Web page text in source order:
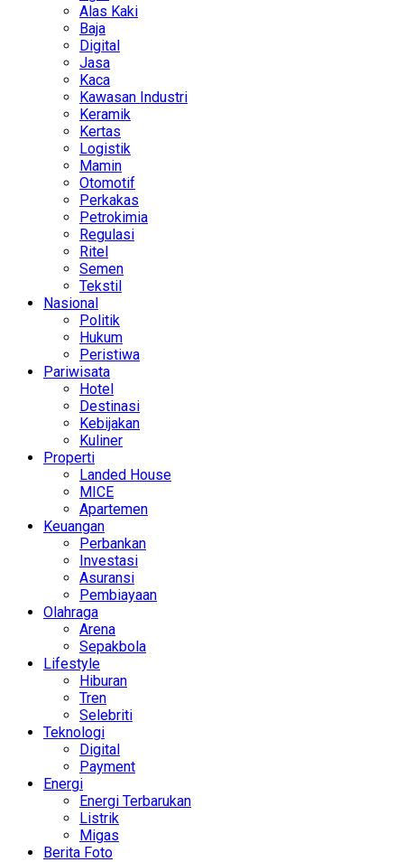
Alas Kaki
Baja
Digital
Jasa
Kaca
Kawasan Industri
Keramik
Kertas
Logistik
Mamin
Otomotif
Perkakas
Petrokimia
Regulasi
Ritel
Semen
Tekstil
Nasional
Politik
Hukum
Peristiwa
Pariwisata
Hotel
Destinasi
Kebijakan
Kuliner
Properti
Landed House
MICE
Apartemen
Keuangan
Perbankan
Investasi
Asuransi
Pembiayaan
Olahraga
Arena
Sepakbola
Lifestyle
Hiburan
Tren
Selebriti
Teknologi
Digital
Payment
Energi
Energi Terbarukan
Listrik
Migas
Berita Foto